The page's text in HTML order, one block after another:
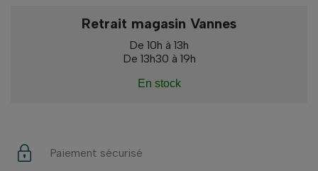
Retrait magasin Vannes
De 10h à 13h
De 13h30 à 19h
En stock
Paiement sécurisé